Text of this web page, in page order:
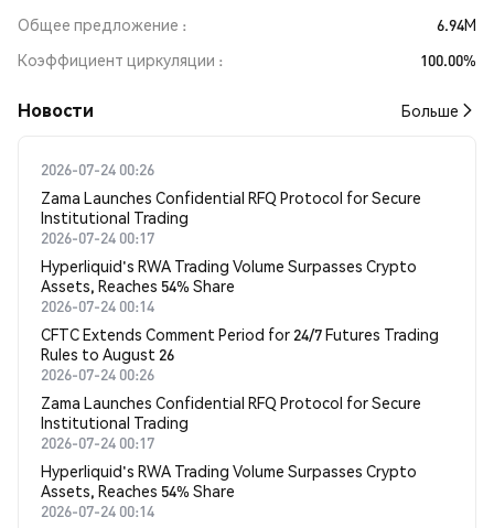
Общее предложение
6.94M
Коэффициент циркуляции
100.00%
Новости Больше
2026-07-24 00:26
Zama Launches Confidential RFQ Protocol for Secure
Institutional Trading
2026-07-24 00:17
Hyperliquid's RWA Trading Volume Surpasses Crypto
Assets, Reaches 54% Share
2026-07-24 00:14
CFTC Extends Comment Period for 24/7 Futures Trading
Rules to August 26
2026-07-24 00:26
Zama Launches Confidential RFQ Protocol for Secure
Institutional Trading
2026-07-24 00:17
Hyperliquid's RWA Trading Volume Surpasses Crypto
Assets, Reaches 54% Share
2026-07-24 00:14